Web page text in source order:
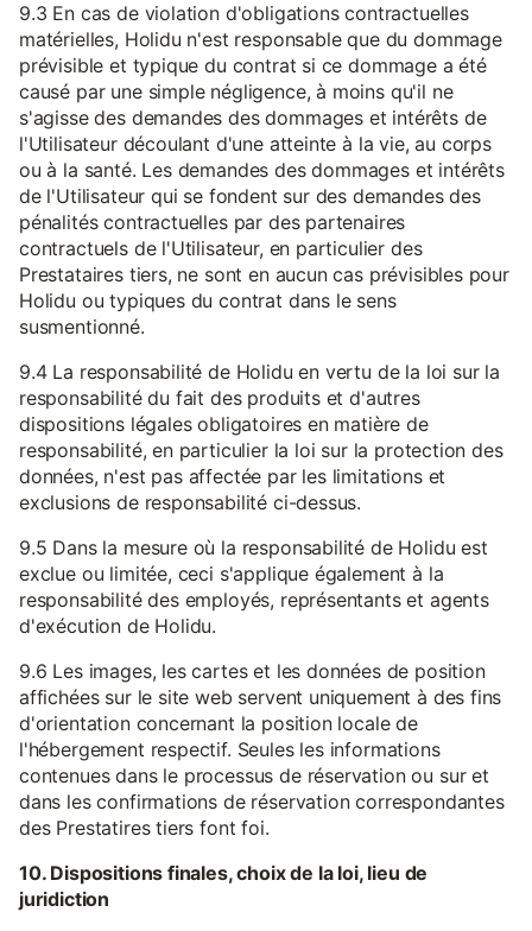
9.3 En cas de violation d'obligations contractuelles
matérielles, Holidu n'est responsable que du dommage
prévisible et typique du contrat si ce dommage a été
causé par une simple négligence, à moins qu'il ne
s'agisse des demandes des dommages et intérêts de
l'Utilisateur découlant d'une atteinte à la vie, au corps
ou à la santé. Les demandes des dommages et intérêts
de l'Utilisateur qui se fondent sur des demandes des
pénalités contractuelles par des partenaires
contractuels de l'Utilisateur, en particulier des
Prestataires tiers, ne sont en aucun cas prévisibles pour
Holidu ou typiques du contrat dans le sens
susmentionné.
9.4 La responsabilité de Holidu en vertu de la loi sur la
responsabilité du fait des produits et d'autres
dispositions légales obligatoires en matière de
responsabilité, en particulier la loi sur la protection des
données, n'est pas affectée par les limitations et
exclusions de responsabilité ci-dessus.
9.5 Dans la mesure où la responsabilité de Holidu est
exclue ou limitée, ceci s'applique également à la
responsabilité des employés, représentants et agents
d'exécution de Holidu.
9.6 Les images, les cartes et les données de position
affichées sur le site web servent uniquement à des fins
d'orientation concernant la position locale de
l'hébergement respectif. Seules les informations
contenues dans le processus de réservation ou sur et
dans les confirmations de réservation correspondantes
des Prestatires tiers font foi.
10. Dispositions finales, choix de la loi, lieu de
juridiction